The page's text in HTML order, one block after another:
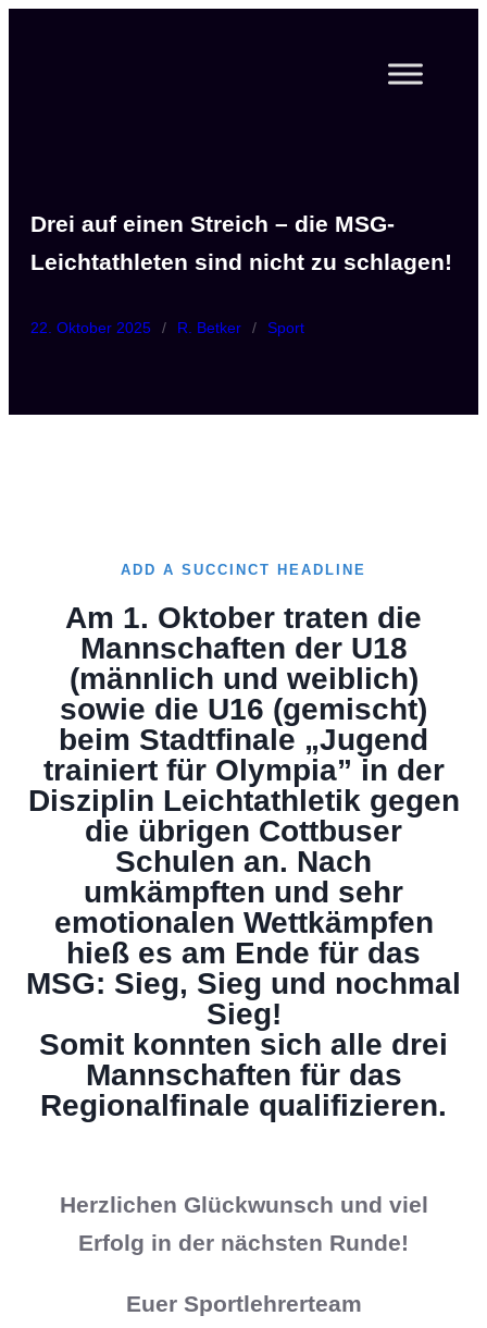
Drei auf einen Streich – die MSG-
Leichtathleten sind nicht zu schlagen!
22. Oktober 2025 / R. Betker / Sport
ADD A SUCCINCT HEADLINE
Am 1. Oktober traten die
Mannschaften der U18
(männlich und weiblich)
sowie die U16 (gemischt)
beim Stadtfinale „Jugend
trainiert für Olympia” in der
Disziplin Leichtathletik gegen
die übrigen Cottbuser
Schulen an. Nach
umkämpften und sehr
emotionalen Wettkämpfen
hieß es am Ende für das
MSG: Sieg, Sieg und nochmal
Sieg!
Somit konnten sich alle drei
Mannschaften für das
Regionalfinale qualifizieren.
Herzlichen Glückwunsch und viel
Erfolg in der nächsten Runde!
Euer Sportlehrerteam